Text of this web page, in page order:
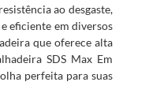
ao desgaste,
eficiente em diversos
que oferece alta
SDS Max Em
perfeita para suas